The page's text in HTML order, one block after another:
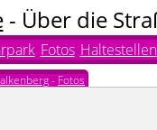
- Über die
Fotos Haltestellen
- Fotos